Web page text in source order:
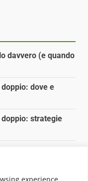
experience,
davvero (e quando
dove e
strategie
che